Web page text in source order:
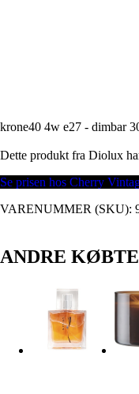
krone40 4w e27 - dimbar
Dette produkt fra Diolux
Se prisen hos Cherry
VARENUMMER (SKU):
ANDRE